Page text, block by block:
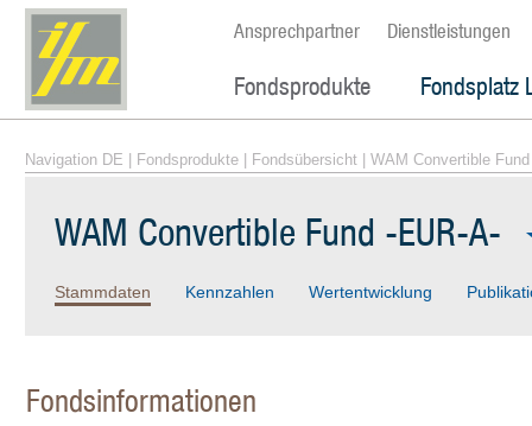
Ansprechpartner Dienstleistungen
Fondsprodukte Fondsplatz
Navigation DE Fondsprodukte Fondsübersicht | WAM Convertible
WAM Convertible Fund -EUR-A-
Stammdaten Kennzahlen Wertentwicklung
Fondsinformationen